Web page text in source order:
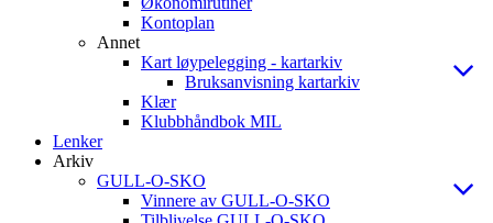
Kontoplan
Annet
Kart løypelegging - kartarkiv
Bruksanvisning kartarkiv
Klær
Klubbhåndbok MIL
Lenker
Arkiv
GULL-O-SKO
Vinnere av GULL-O-SKO